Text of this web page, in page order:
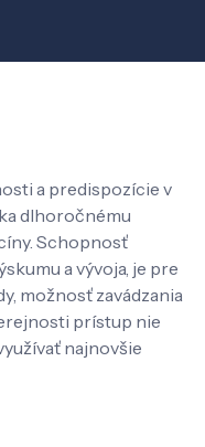
a predispozície v
dlhoročnému
Schopnosť
a vývoja, je pre
možnosť zavádzania
prístup nie
najnovšie